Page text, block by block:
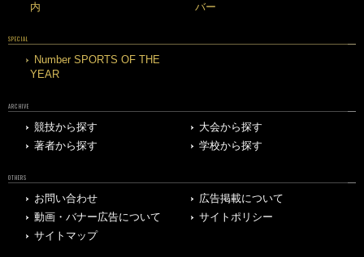
内
バー
SPECIAL
Number SPORTS OF THE
YEAR
ARCHIVE
競技から探す
大会から探す
著者から探す
学校から探す
OTHERS
お問い合わせ
広告掲載について
動画・バナー広告について
サイトポリシー
サイトマップ